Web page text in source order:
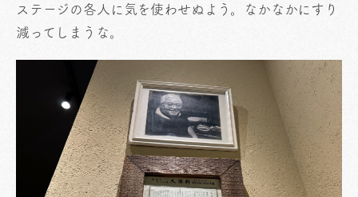
ステージの各人に気を使わせぬよう。なかなかにすり
減ってしまうな。